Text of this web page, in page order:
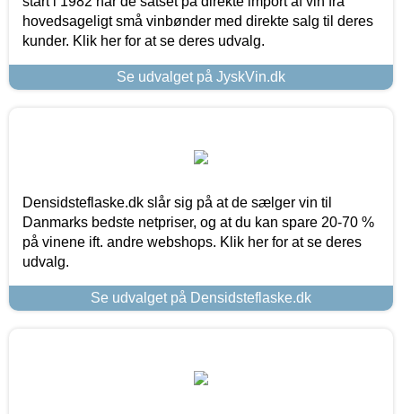
hovedsageligt små vinbønder med direkte salg til deres
kunder. Klik her for at se deres udvalg.
Se udvalget på JyskVin.dk
Densidsteflaske.dk slår sig på at de sælger vin til
Danmarks bedste netpriser, og at du kan spare 20-70 %
på vinene ift. andre webshops. Klik her for at se deres
udvalg.
Se udvalget på Densidsteflaske.dk